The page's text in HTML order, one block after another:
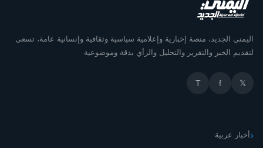
اليمني الجديد، منصة إخبارية وإعلامية سياسية وثقافية وإنسانية عامة، تسعى
لتقديم الخبر والتقرير والتحليل والرأي بدقة وموضوعية
𝕏
f
T
أخبار عربية